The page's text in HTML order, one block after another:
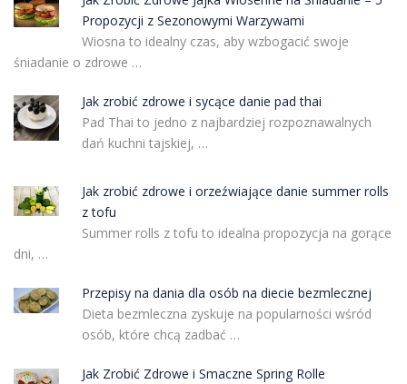
Propozycji z Sezonowymi Warzywami
Wiosna to idealny czas, aby wzbogacić swoje
śniadanie o zdrowe …
Jak zrobić zdrowe i sycące danie pad thai
Pad Thai to jedno z najbardziej rozpoznawalnych
dań kuchni tajskiej, …
Jak zrobić zdrowe i orzeźwiające danie summer rolls
z tofu
Summer rolls z tofu to idealna propozycja na gorące
dni, …
Przepisy na dania dla osób na diecie bezmlecznej
Dieta bezmleczna zyskuje na popularności wśród
osób, które chcą zadbać …
Jak Zrobić Zdrowe i Smaczne Spring Rolle